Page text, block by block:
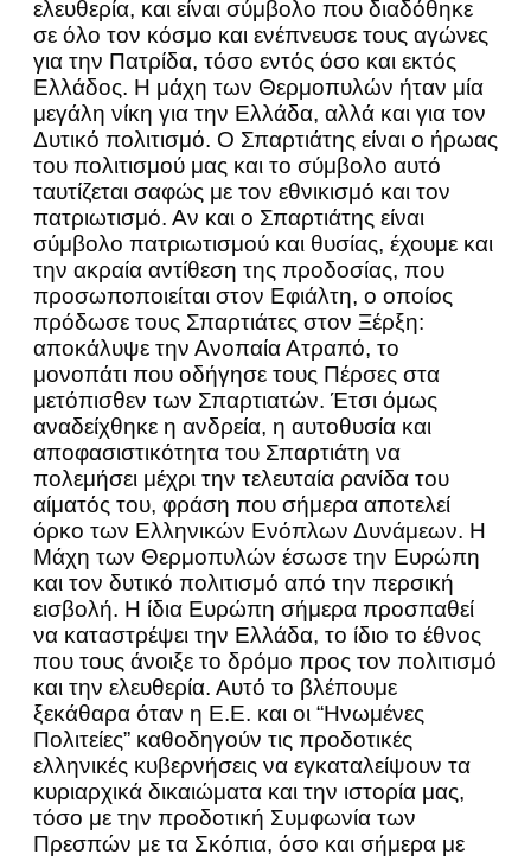
ελευθερία, και είναι σύμβολο που διαδόθηκε
σε όλο τον κόσμο και ενέπνευσε τους αγώνες
για την Πατρίδα, τόσο εντός όσο και εκτός
Ελλάδος. Η μάχη των Θερμοπυλών ήταν μία
μεγάλη νίκη για την Ελλάδα, αλλά και για τον
Δυτικό πολιτισμό. Ο Σπαρτιάτης είναι ο ήρωας
του πολιτισμού μας και το σύμβολο αυτό
ταυτίζεται σαφώς με τον εθνικισμό και τον
πατριωτισμό. Αν και ο Σπαρτιάτης είναι
σύμβολο πατριωτισμού και θυσίας, έχουμε και
την ακραία αντίθεση της προδοσίας, που
προσωποποιείται στον Εφιάλτη, ο οποίος
πρόδωσε τους Σπαρτιάτες στον Ξέρξη:
αποκάλυψε την Ανοπαία Ατραπό, το
μονοπάτι που οδήγησε τους Πέρσες στα
μετόπισθεν των Σπαρτιατών. Έτσι όμως
αναδείχθηκε η ανδρεία, η αυτοθυσία και
αποφασιστικότητα του Σπαρτιάτη να
πολεμήσει μέχρι την τελευταία ρανίδα του
αίματός του, φράση που σήμερα αποτελεί
όρκο των Ελληνικών Ενόπλων Δυνάμεων. Η
Μάχη των Θερμοπυλών έσωσε την Ευρώπη
και τον δυτικό πολιτισμό από την περσική
εισβολή. Η ίδια Ευρώπη σήμερα προσπαθεί
να καταστρέψει την Ελλάδα, το ίδιο το έθνος
που τους άνοιξε το δρόμο προς τον πολιτισμό
και την ελευθερία. Αυτό το βλέπουμε
ξεκάθαρα όταν η Ε.Ε. και οι “Ηνωμένες
Πολιτείες” καθοδηγούν τις προδοτικές
ελληνικές κυβερνήσεις να εγκαταλείψουν τα
κυριαρχικά δικαιώματα και την ιστορία μας,
τόσο με την προδοτική Συμφωνία των
Πρεσπών με τα Σκόπια, όσο και σήμερα με